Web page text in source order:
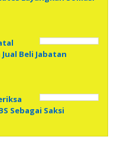
Beli Jabatan
Sebagai Saksi